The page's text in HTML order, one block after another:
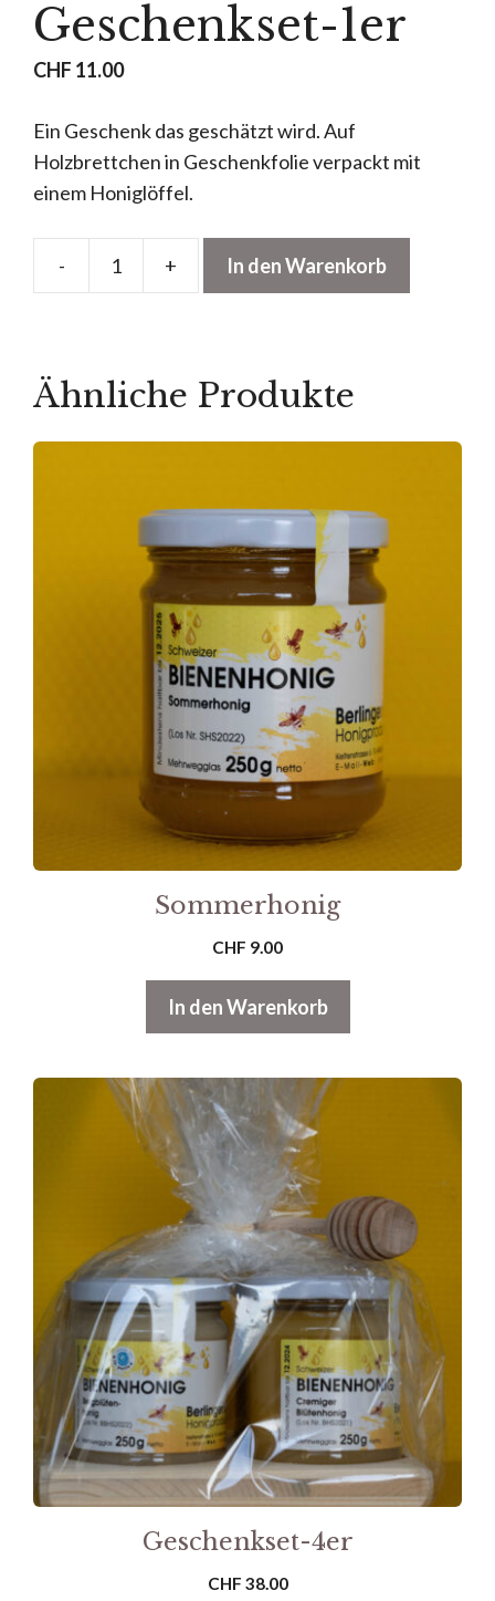
Geschenkset-1er
CHF 11.00
Ein Geschenk das geschätzt wird. Auf
Holzbrettchen in Geschenkfolie verpackt mit
einem Honiglöffel.
-
Geschenkset-
+ In den Warenkorb
Ähnliche Produkte
Sommerhonig
CHF 9.00
In den Warenkorb
Geschenkset-4er
CHF 38.00